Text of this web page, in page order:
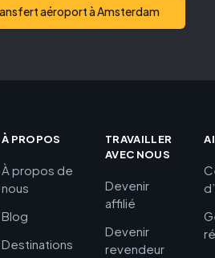
aéroport à Amsterdam
À PROPOS
À propos de
nous
Blog
Destinations
TRAVAILLER
AVEC NOUS
Devenir
affilié
Devenir
revendeur